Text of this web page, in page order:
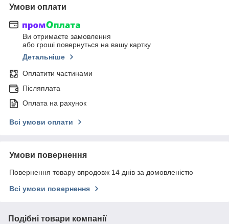
Умови оплати
Ви отримаєте замовлення
або гроші повернуться на вашу картку
Детальніше
Оплатити частинами
Післяплата
Оплата на рахунок
Всі умови оплати
Умови повернення
Повернення товару впродовж 14 днів за домовленістю
Всі умови повернення
Подібні товари компанії